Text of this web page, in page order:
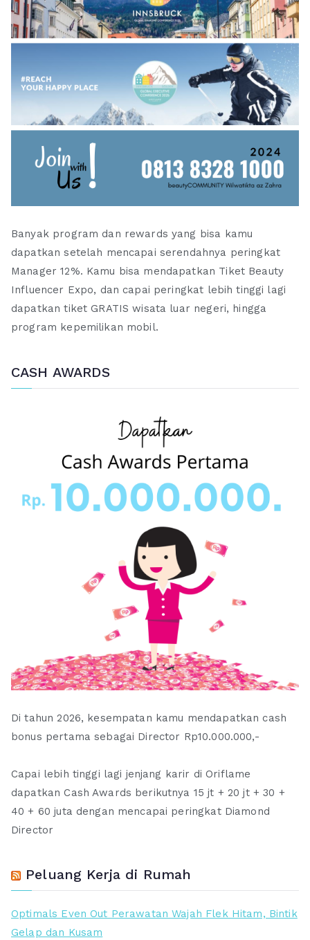
Banyak program dan rewards yang bisa kamu
dapatkan setelah mencapai serendahnya peringkat
Manager 12%. Kamu bisa mendapatkan Tiket Beauty
Influencer Expo, dan capai peringkat lebih tinggi lagi
dapatkan tiket GRATIS wisata luar negeri, hingga
program kepemilikan mobil.
CASH AWARDS
Di tahun 2026, kesempatan kamu mendapatkan cash
bonus pertama sebagai Director Rp10.000.000,-
Capai lebih tinggi lagi jenjang karir di Oriflame
dapatkan Cash Awards berikutnya 15 jt + 20 jt + 30 +
40 + 60 juta dengan mencapai peringkat Diamond
Director
Peluang Kerja di Rumah
Optimals Even Out Perawatan Wajah Flek Hitam, Bintik
Gelap dan Kusam